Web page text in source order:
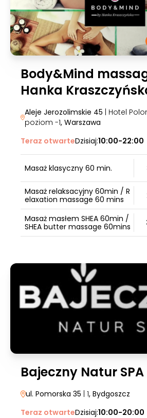
Body&Mind
Hanka
Aleje Jerozolimskie 45 | Hotel
poziom -1, Warszawa
Teraz otwarteDzisiaj:10:00-22:00
Masaż klasyczny 60 min.
Masaż relaksacyjny 60min / R
elaxation massage 60 mins
Masaż masłem SHEA 60min /
SHEA butter massage 60mins
Bajeczny Natur SPA
ul. Pomorska 35 | 1, Bydgoszcz
Teraz otwarteDzisiaj:10:00-20:00